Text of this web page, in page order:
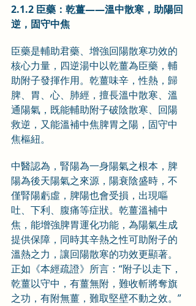
2.1.2 臣藥：乾薑——溫中散寒，助陽回
逆，固守中焦
臣藥是輔助君藥、增強回陽散寒功效的
核心力量，四逆湯中以乾薑為臣藥，輔
助附子發揮作用。乾薑味辛，性熱，歸
脾、胃、心、肺經，擅長溫中散寒、溫
通陽氣，既能輔助附子破陰散寒、回陽
救逆，又能溫補中焦脾胃之陽，固守中
焦樞紐。
中醫認為，腎陽為一身陽氣之根本，脾
陽為後天陽氣之來源，陽衰陰盛時，不
僅腎陽虧虛，脾陽也會受損，出現嘔
吐、下利、腹痛等症狀。乾薑溫補中
焦，能增強脾胃運化功能，為陽氣生成
提供保障，同時其辛熱之性可助附子的
溫熱之力，讓回陽散寒的功效更顯著。
正如《本經疏證》所言：“附子以走下，
乾薑以守中，有薑無附，難收斬將奪旗
之功，有附無薑，難取堅壁不動之效。”